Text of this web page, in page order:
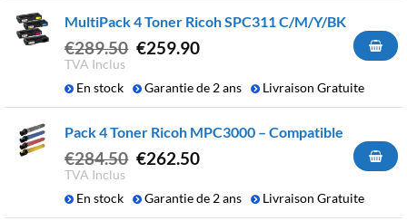
MultiPack 4 Toner Ricoh SPC311 C/M/Y/BK
€289.50
Le
initial
€259.90Le
actuel
TVA Inclus
En stock
Garantie de 2 ans Livraison Gratuite
Pack 4 Toner Ricoh MPC3000 – Compatible
€284.50
Le
initial
€262.50Le
actuel
TVA Inclus
En stock
Garantie de 2 ans Livraison Gratuite